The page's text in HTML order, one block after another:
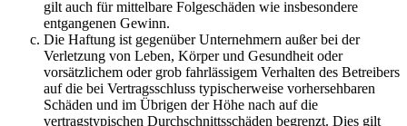
gilt auch für mittelbare Folgeschäden wie insbesondere
entgangenen Gewinn.
Die Haftung ist gegenüber Unternehmern außer bei der
Verletzung von Leben, Körper und Gesundheit oder
vorsätzlichem oder grob fahrlässigem Verhalten des Betreibers
auf die bei Vertragsschluss typischerweise vorhersehbaren
Schäden und im Übrigen der Höhe nach auf die
vertragstypischen Durchschnittsschäden begrenzt. Dies gilt